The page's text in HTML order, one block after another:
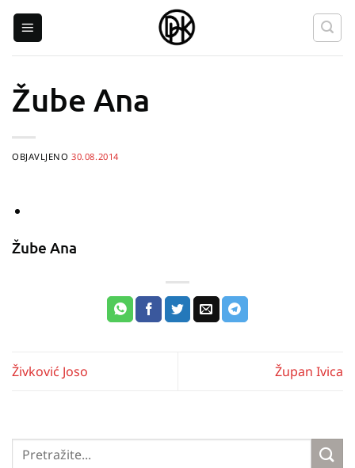
Žube Ana
OBJAVLJENO30.08.2014
Žube Ana
Živković Joso Župan Ivica